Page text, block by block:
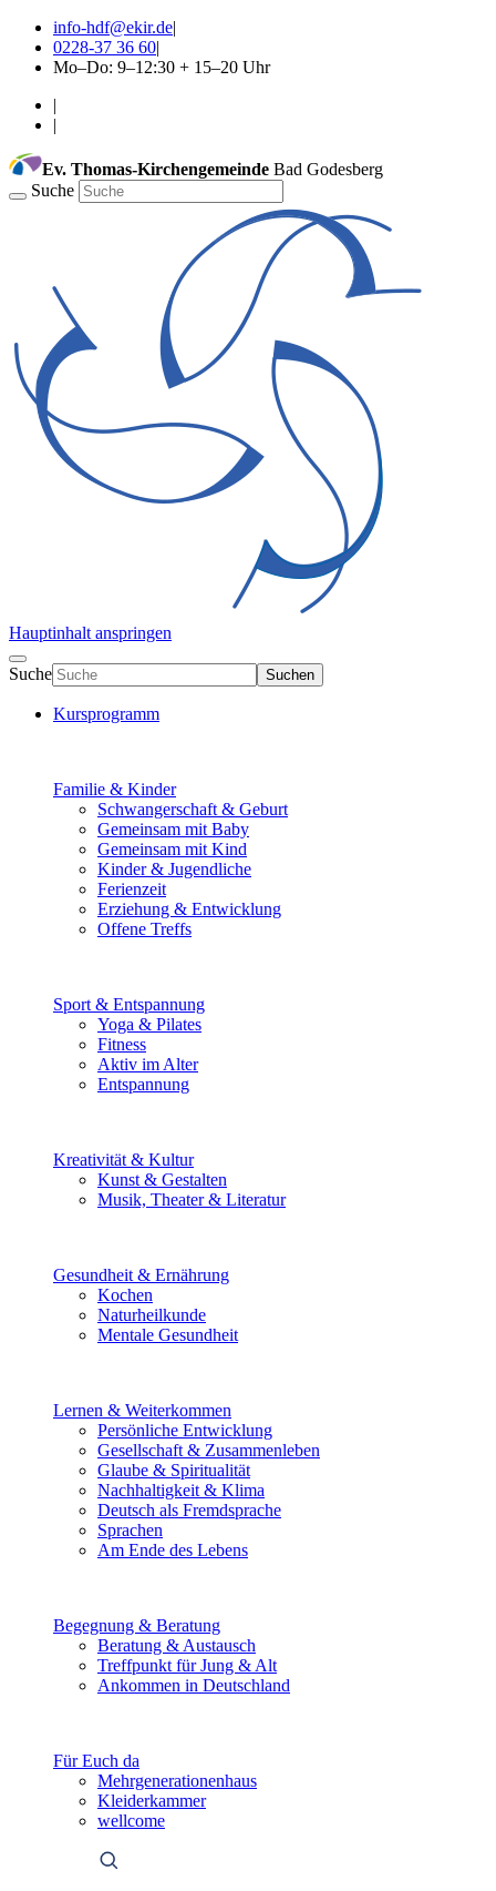
info-hdf@ekir.de|
0228-37 36 60|
Mo–Do: 9–12:30 + 15–20 Uhr
|
|
Ev. Thomas-Kirchengemeinde Bad Godesberg
Suche
Hauptinhalt anspringen
Suche Suchen
Kursprogramm
Familie & Kinder
Schwangerschaft & Geburt
Gemeinsam mit Baby
Gemeinsam mit Kind
Kinder & Jugendliche
Ferienzeit
Erziehung & Entwicklung
Offene Treffs
Sport & Entspannung
Yoga & Pilates
Fitness
Aktiv im Alter
Entspannung
Kreativität & Kultur
Kunst & Gestalten
Musik, Theater & Literatur
Gesundheit & Ernährung
Kochen
Naturheilkunde
Mentale Gesundheit
Lernen & Weiterkommen
Persönliche Entwicklung
Gesellschaft & Zusammenleben
Glaube & Spiritualität
Nachhaltigkeit & Klima
Deutsch als Fremdsprache
Sprachen
Am Ende des Lebens
Begegnung & Beratung
Beratung & Austausch
Treffpunkt für Jung & Alt
Ankommen in Deutschland
Für Euch da
Mehrgenerationenhaus
Kleiderkammer
wellcome